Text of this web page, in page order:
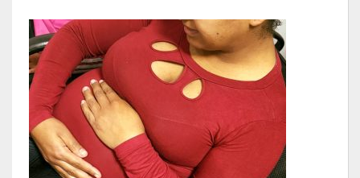
Transparência